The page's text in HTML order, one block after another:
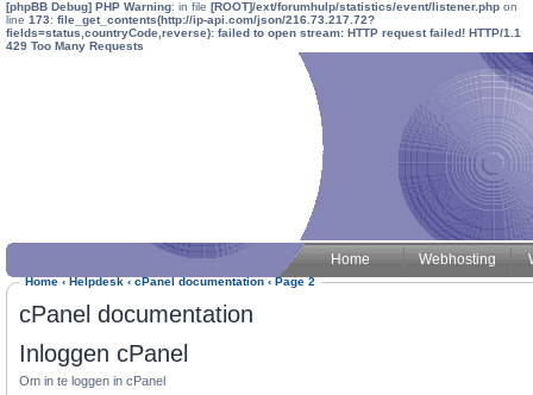
[phpBB Debug] PHP Warning: in file [ROOT]/ext/forumhulp/statistics/event/listener.php on
line 173: file_get_contents(http://ip-api.com/json/216.73.217.72?
fields=status,countryCode,reverse): failed to open stream: HTTP request failed! HTTP/1.1
429 Too Many Requests
Home Webhosting
Home ‹ Helpdesk ‹ cPanel documentation ‹Page 2
cPanel documentation
Inloggen cPanel
Om in te loggen in cPanel